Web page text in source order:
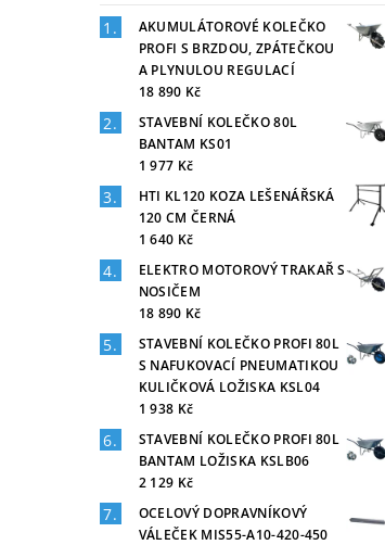
AKUMULÁTOROVÉ KOLEČKO
PROFI S BRZDOU, ZPÁTEČKOU
A PLYNULOU REGULACÍ
18 890 Kč
STAVEBNÍ KOLEČKO 80L
BANTAM KS01
1 977 Kč
HTI KL120 KOZA LEŠENÁŘSKÁ
120 CM ČERNÁ
1 640 Kč
ELEKTRO MOTOROVÝ TRAKAŘ S
NOSIČEM
18 890 Kč
STAVEBNÍ KOLEČKO PROFI 80L
S NAFUKOVACÍ PNEUMATIKOU
KULIČKOVÁ LOŽISKA KSL04
1 938 Kč
STAVEBNÍ KOLEČKO PROFI 80L
BANTAM LOŽISKA KSLB06
2 129 Kč
OCELOVÝ DOPRAVNÍKOVÝ
VÁLEČEK MIS55-A10-420-450